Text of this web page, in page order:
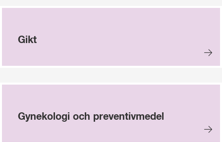
Gikt
Gynekologi och preventivmedel